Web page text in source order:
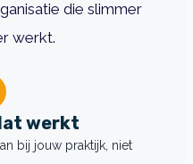
die slimmer
werkt.
werkt
bij jouw praktijk, niet